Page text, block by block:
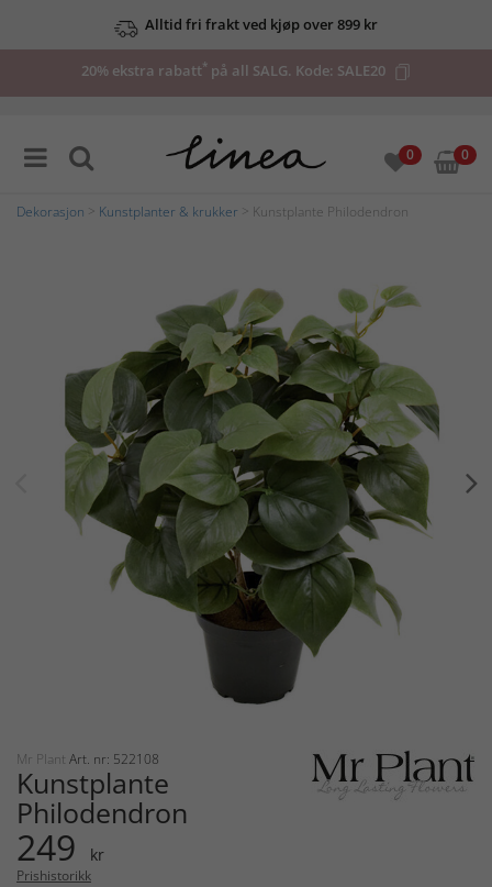
Alltid fri frakt ved kjøp over 899 kr
20% ekstra rabatt* på all SALG. Kode: SALE20
0 0
Dekorasjon Kunstplanter & krukker > Kunstplante Philodendron
Mr Plant Art. nr: 522108
Kunstplante
Philodendron
249 kr
Prishistorikk